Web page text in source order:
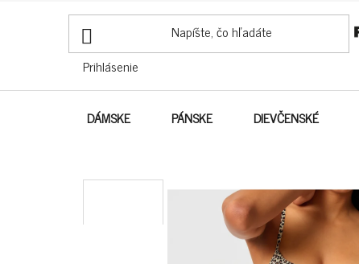
Prihlásenie
DÁMSKE PÁNSKE DIEVČENSKÉ